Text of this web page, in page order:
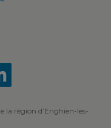
la région d’Enghien-les-